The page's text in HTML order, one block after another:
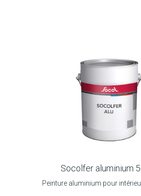
Socolfer aluminium
Peinture aluminium pour